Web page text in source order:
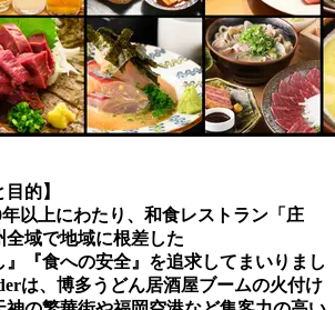
的】
以上にわたり、和食レストラン「庄
全域で地域に根差した
』『食への安全』を追求してまいりまし
は、博多うどん居酒屋ブームの火付け